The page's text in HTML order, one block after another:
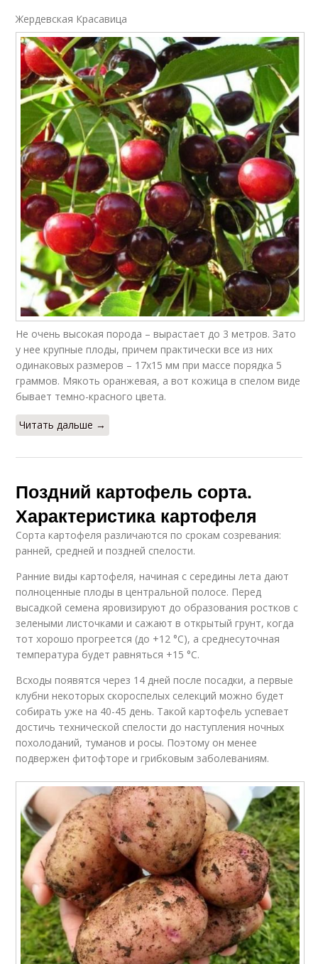
Жердевская Красавица
Не очень высокая порода – вырастает до 3 метров. Зато
у нее крупные плоды, причем практически все из них
одинаковых размеров – 17х15 мм при массе порядка 5
граммов. Мякоть оранжевая, а вот кожица в спелом виде
бывает темно-красного цвета.
Читать дальше →
Поздний картофель сорта.
Характеристика картофеля
Сорта картофеля различаются по срокам созревания:
ранней, средней и поздней спелости.
Ранние виды картофеля, начиная с середины лета дают
полноценные плоды в центральной полосе. Перед
высадкой семена яровизируют до образования ростков с
зелеными листочками и сажают в открытый грунт, когда
тот хорошо прогреется (до +12 °C), а среднесуточная
температура будет равняться +15 °C.
Всходы появятся через 14 дней после посадки, а первые
клубни некоторых скороспелых селекций можно будет
собирать уже на 40-45 день. Такой картофель успевает
достичь технической спелости до наступления ночных
похолоданий, туманов и росы. Поэтому он менее
подвержен фитофторе и грибковым заболеваниям.